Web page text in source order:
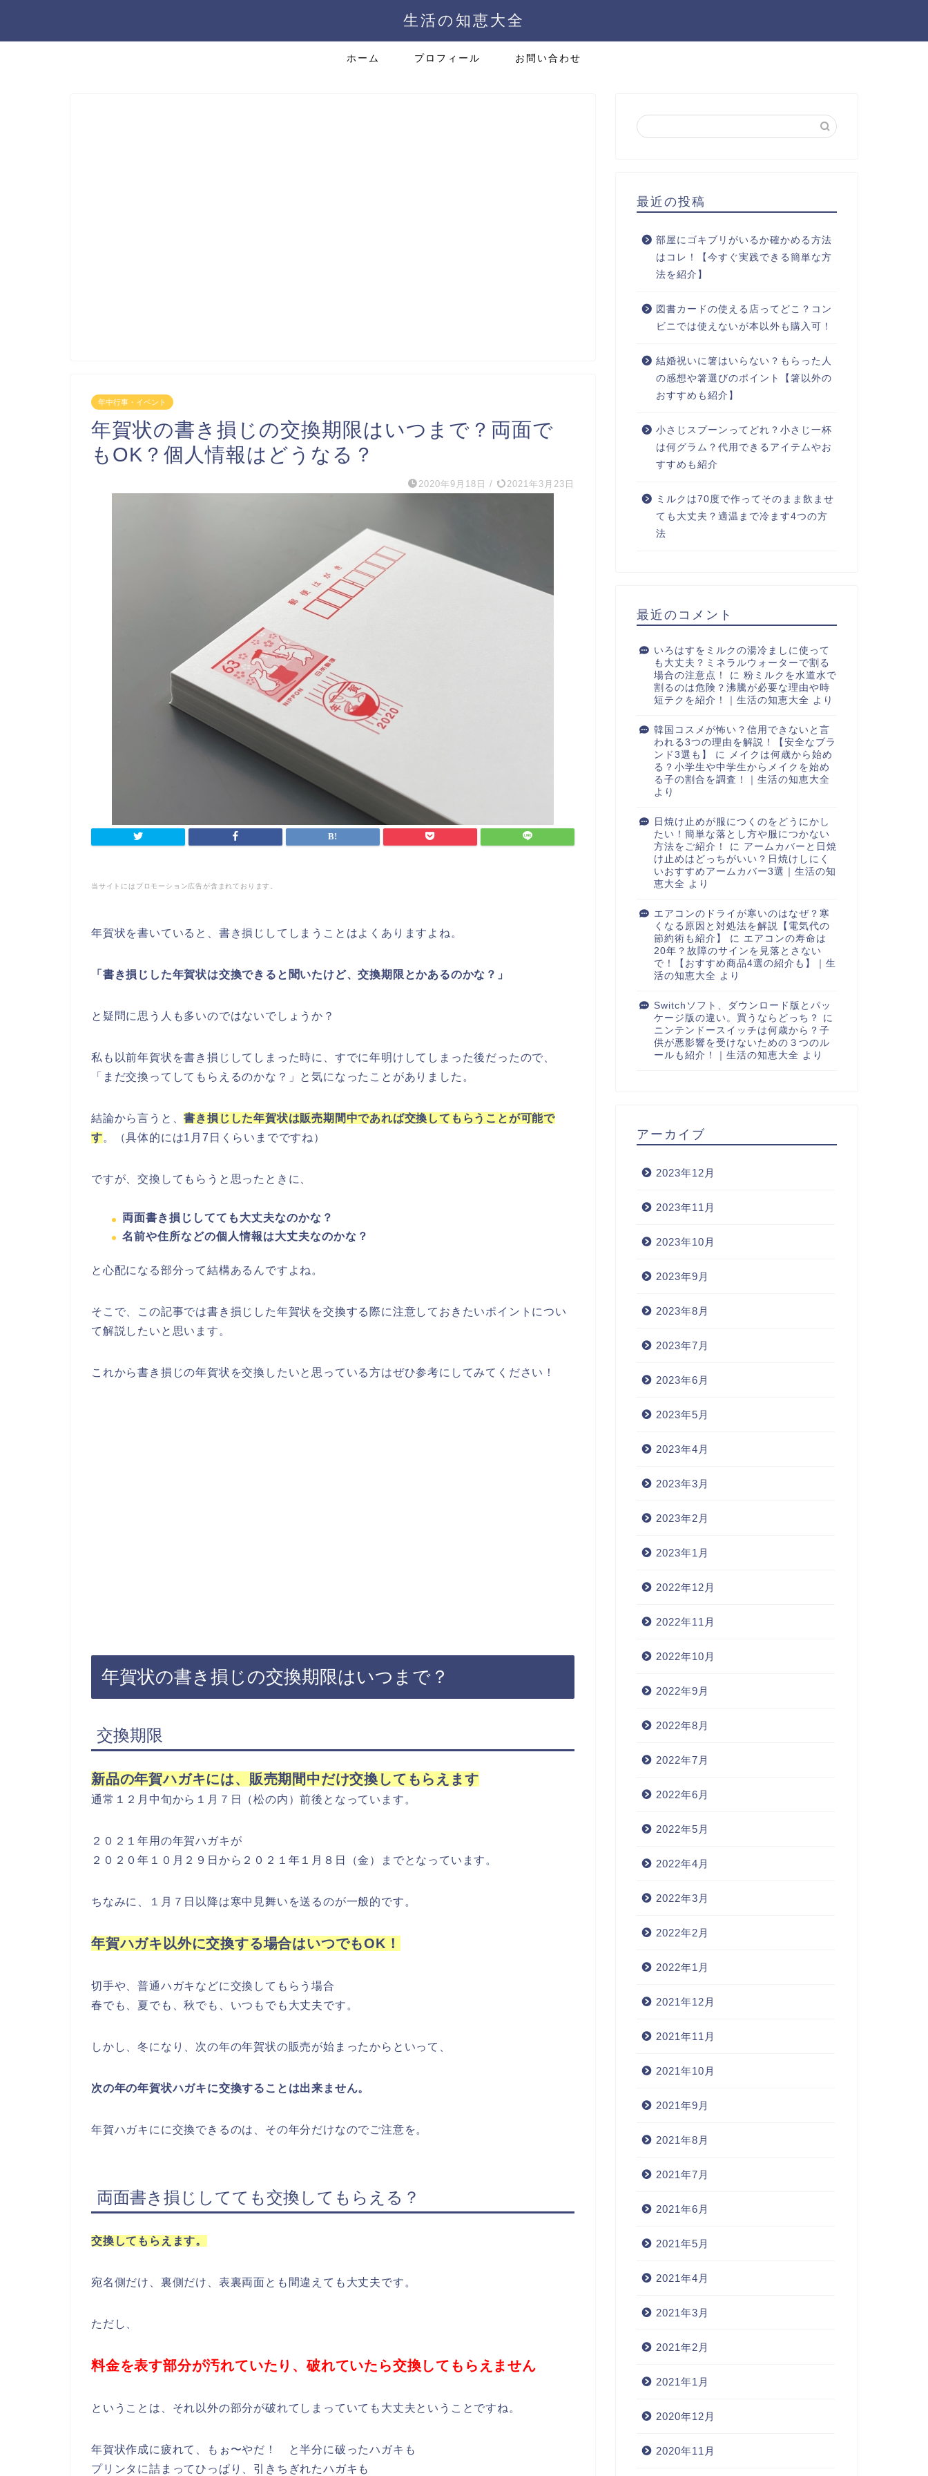
生活の知恵大全
ホーム プロフィール お問い合わせ
年中行事・イベント
年賀状の書き損じの交換期限はいつまで？両面で
もOK？個人情報はどうなる？
2020年9月18日 / 2021年3月23日
当サイトにはプロモーション広告が含まれております。
年賀状を書いていると、書き損じしてしまうことはよくありますよね。
「書き損じした年賀状は交換できると聞いたけど、交換期限とかあるのかな？」
と疑問に思う人も多いのではないでしょうか？
私も以前年賀状を書き損じしてしまった時に、すでに年明けしてしまった後だったので、
「まだ交換ってしてもらえるのかな？」と気になったことがありました。
結論から言うと、書き損じした年賀状は販売期間中であれば交換してもらうことが可能で
す。（具体的には1月7日くらいまでですね）
ですが、交換してもらうと思ったときに、
両面書き損じしてても大丈夫なのかな？
名前や住所などの個人情報は大丈夫なのかな？
と心配になる部分って結構あるんですよね。
そこで、この記事では書き損じした年賀状を交換する際に注意しておきたいポイントについ
て解説したいと思います。
これから書き損じの年賀状を交換したいと思っている方はぜひ参考にしてみてください！
年賀状の書き損じの交換期限はいつまで？
交換期限
新品の年賀ハガキには、販売期間中だけ交換してもらえます
通常１２月中旬から１月７日（松の内）前後となっています。
２０２１年用の年賀ハガキが
２０２０年１０月２９日から２０２１年１月８日（金）までとなっています。
ちなみに、１月７日以降は寒中見舞いを送るのが一般的です。
年賀ハガキ以外に交換する場合はいつでもOK！
切手や、普通ハガキなどに交換してもらう場合
春でも、夏でも、秋でも、いつもでも大丈夫です。
しかし、冬になり、次の年の年賀状の販売が始まったからといって、
次の年の年賀状ハガキに交換することは出来ません。
年賀ハガキにに交換できるのは、その年分だけなのでご注意を。
両面書き損じしてても交換してもらえる？
交換してもらえます。
宛名側だけ、裏側だけ、表裏両面とも間違えても大丈夫です。
ただし、
料金を表す部分が汚れていたり、破れていたら交換してもらえません
ということは、それ以外の部分が破れてしまっていても大丈夫ということですね。
年賀状作成に疲れて、もぉ〜やだ！ と半分に破ったハガキも
プリンタに詰まってひっぱり、引きちぎれたハガキも
最近の投稿
部屋にゴキブリがいるか確かめる方法
はコレ！【今すぐ実践できる簡単な方
法を紹介】
図書カードの使える店ってどこ？コン
ビニでは使えないが本以外も購入可！
結婚祝いに箸はいらない？もらった人
の感想や箸選びのポイント【箸以外の
おすすめも紹介】
小さじスプーンってどれ？小さじ一杯
は何グラム？代用できるアイテムやお
すすめも紹介
ミルクは70度で作ってそのまま飲ませ
ても大丈夫？適温まで冷ます4つの方
法
最近のコメント
いろはすをミルクの湯冷ましに使って
も大丈夫？ミネラルウォーターで割る
場合の注意点！
に 粉ミルクを水道水で
割るのは危険？沸騰が必要な理由や時
短テクを紹介！｜生活の知恵大全 より
韓国コスメが怖い？信用できないと言
われる3つの理由を解説！【安全なブラ
ンド3選も】
に メイクは何歳から始め
る？小学生や中学生からメイクを始め
る子の割合を調査！｜生活の知恵大全
より
日焼け止めが服につくのをどうにかし
たい！簡単な落とし方や服につかない
方法をご紹介！
に アームカバーと日焼
け止めはどっちがいい？日焼けしにく
いおすすめアームカバー3選｜生活の知
恵大全 より
エアコンのドライが寒いのはなぜ？寒
くなる原因と対処法を解説【電気代の
節約術も紹介】
に エアコンの寿命は
20年？故障のサインを見落とさない
で！【おすすめ商品4選の紹介も】｜生
活の知恵大全 より
Switchソフト、ダウンロード版とパッ
ケージ版の違い。買うならどっち？
に
ニンテンドースイッチは何歳から？子
供が悪影響を受けないための３つのル
ールも紹介！｜生活の知恵大全 より
アーカイブ
2023年12月
2023年11月
2023年10月
2023年9月
2023年8月
2023年7月
2023年6月
2023年5月
2023年4月
2023年3月
2023年2月
2023年1月
2022年12月
2022年11月
2022年10月
2022年9月
2022年8月
2022年7月
2022年6月
2022年5月
2022年4月
2022年3月
2022年2月
2022年1月
2021年12月
2021年11月
2021年10月
2021年9月
2021年8月
2021年7月
2021年6月
2021年5月
2021年4月
2021年3月
2021年2月
2021年1月
2020年12月
2020年11月